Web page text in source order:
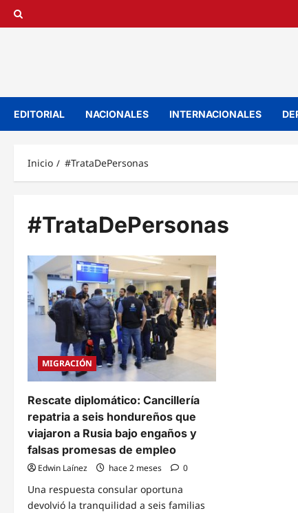
Saltar
EDITORIAL NACIONALES INTERNACIONALES
Inicio #TrataDePersonas
#TrataDePersonas
MIGRACIÓN
Rescate diplomático: Cancillería
repatria a seis hondureños que
viajaron a Rusia bajo engaños y
falsas promesas de empleo
Edwin Laínez hace 2 meses 0
Una respuesta consular oportuna
devolvió la tranquilidad a seis familias